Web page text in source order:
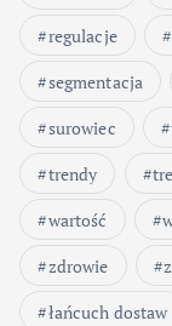
regulacje
segmentacja
surowiec
trendy
wartość
zdrowie
łańcuch dostaw